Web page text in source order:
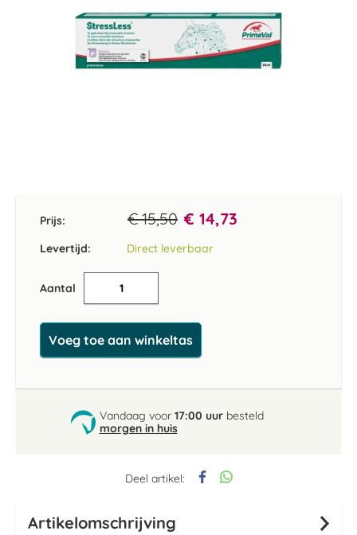
Deel artikel:
Prijs: € 15,50 € 14,73
Levertijd: Direct leverbaar
Aantal
Voeg toe aan winkeltas
Vandaag voor 17:00 uurbesteld
morgen in huis
begin
afbeeldingen-
gallerij
Artikelomschrijving